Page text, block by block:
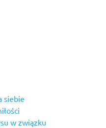
siebie
w związku